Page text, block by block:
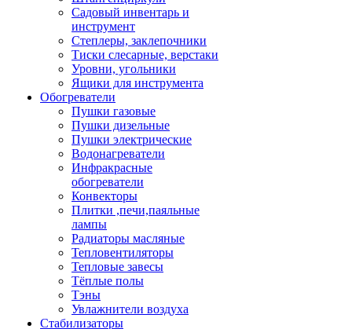
Садовый инвентарь и
инструмент
Степлеры, заклепочники
Тиски слесарные, верстаки
Уровни, угольники
Ящики для инструмента
Обогреватели
Пушки газовые
Пушки дизельные
Пушки электрические
Водонагреватели
Инфракрасные
обогреватели
Конвекторы
Плитки ,печи,паяльные
лампы
Радиаторы масляные
Тепловентиляторы
Тепловые завесы
Тёплые полы
Тэны
Увлажнители воздуха
Стабилизаторы